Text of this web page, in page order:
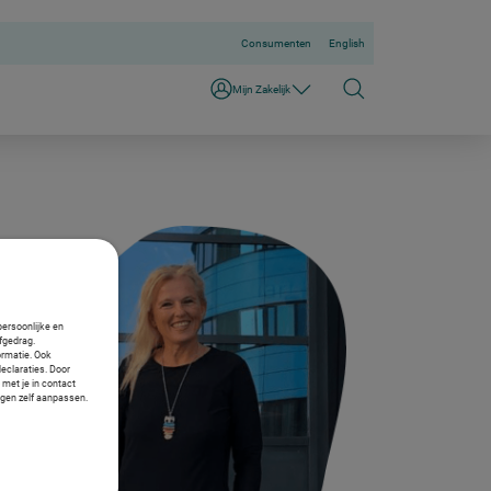
Consumenten English
Mijn Zakelijk
en
Ook
Door
met je in contact
zelf aanpassen.